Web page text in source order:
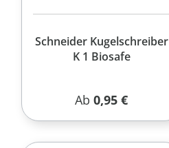
Schneider Kugelschreiber
K 1 Biosafe
Regulärer Preis:
Ab0,95 €